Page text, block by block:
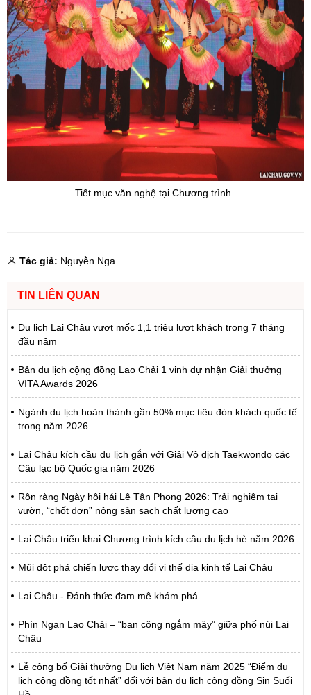
Tiết mục văn nghệ tại Chương trình.
Tác giả: Nguyễn Nga
TIN LIÊN QUAN
Du lịch Lai Châu vượt mốc 1,1 triệu lượt khách trong 7 tháng
đầu năm
Bản du lịch cộng đồng Lao Chải 1 vinh dự nhận Giải thưởng
VITA Awards 2026
Ngành du lịch hoàn thành gần 50% mục tiêu đón khách quốc tế
trong năm 2026
Lai Châu kích cầu du lịch gắn với Giải Vô địch Taekwondo các
Câu lạc bộ Quốc gia năm 2026
Rộn ràng Ngày hội hái Lê Tân Phong 2026: Trải nghiệm tại
vườn, “chốt đơn” nông sản sạch chất lượng cao
Lai Châu triển khai Chương trình kích cầu du lịch hè năm 2026
Mũi đột phá chiến lược thay đổi vị thế địa kinh tế Lai Châu
Lai Châu - Đánh thức đam mê khám phá
Phìn Ngan Lao Chải – “ban công ngắm mây” giữa phố núi Lai
Châu
Lễ công bố Giải thưởng Du lịch Việt Nam năm 2025 “Điểm du
lịch cộng đồng tốt nhất” đối với bản du lịch cộng đồng Sin Suối